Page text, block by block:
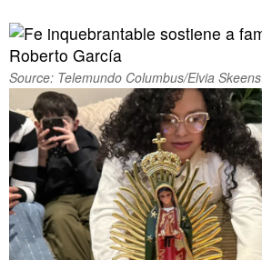
Source: Telemundo Columbus/Elvia Skeens